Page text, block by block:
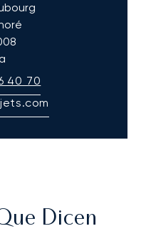
40 70
Dicen